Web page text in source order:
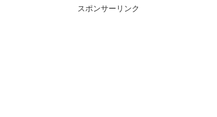
スポンサーリンク